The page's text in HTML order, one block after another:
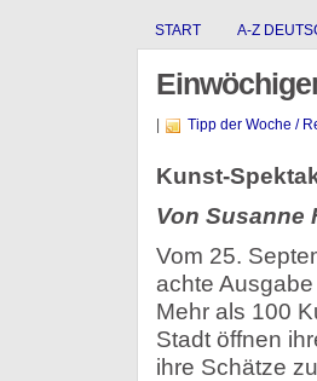
START A-Z
Tipp der Woche /
Kunst-
Von Susanne
Vom 25.
achte
Mehr als 100
Stadt öffnen
ihre Schätze